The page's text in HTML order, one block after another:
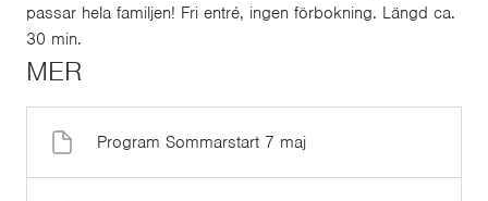
passar hela familjen! Fri entré, ingen förbokning. Längd ca.
30 min.
MER
Program Sommarstart 7 maj